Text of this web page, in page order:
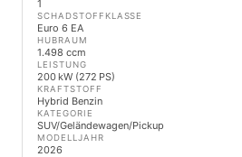
1
SCHADSTOFFKLASSE
Euro 6 EA
HUBRAUM
1.498 ccm
LEISTUNG
200 kW (272 PS)
KRAFTSTOFF
Hybrid Benzin
KATEGORIE
SUV/Geländewagen/Pickup
MODELLJAHR
2026